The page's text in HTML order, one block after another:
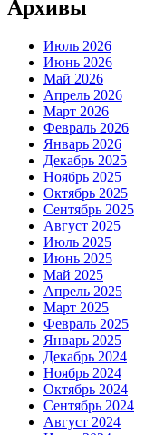
Архивы
Июль 2026
Июнь 2026
Май 2026
Апрель 2026
Март 2026
Февраль 2026
Январь 2026
Декабрь 2025
Ноябрь 2025
Октябрь 2025
Сентябрь 2025
Август 2025
Июль 2025
Июнь 2025
Май 2025
Апрель 2025
Март 2025
Февраль 2025
Январь 2025
Декабрь 2024
Ноябрь 2024
Октябрь 2024
Сентябрь 2024
Август 2024